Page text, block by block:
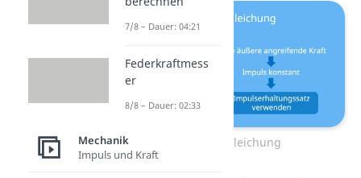
Raketengleichung
7/8 – Dauer: 04:21
Federkraftmess
er
8/8 – Dauer: 02:33
Mechanik
Impuls und Kraft